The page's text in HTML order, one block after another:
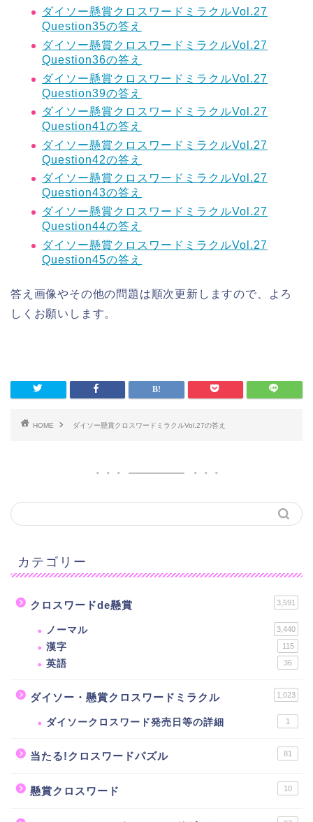
ダイソー懸賞クロスワードミラクルVol.27
Question35の答え
ダイソー懸賞クロスワードミラクルVol.27
Question36の答え
ダイソー懸賞クロスワードミラクルVol.27
Question39の答え
ダイソー懸賞クロスワードミラクルVol.27
Question41の答え
ダイソー懸賞クロスワードミラクルVol.27
Question42の答え
ダイソー懸賞クロスワードミラクルVol.27
Question43の答え
ダイソー懸賞クロスワードミラクルVol.27
Question44の答え
ダイソー懸賞クロスワードミラクルVol.27
Question45の答え
答え画像やその他の問題は順次更新しますので、よろ
しくお願いします。
HOME ダイソー懸賞クロスワードミラクルVol.27の答え
カテゴリー
クロスワードde懸賞 3,591
ノーマル 3,440
漢字 115
英語 36
ダイソー・懸賞クロスワードミラクル 1,023
ダイソークロスワード発売日等の詳細 1
当たる!クロスワードパズル 81
懸賞クロスワード 10